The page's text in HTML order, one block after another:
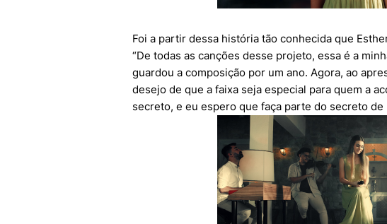
Foi a partir dessa história tão conhecida que
“De todas as canções desse projeto, essa é a
guardou a composição por um ano. Agora, ao
desejo de que a faixa seja especial para quem a
secreto, e eu espero que faça parte do secreto de